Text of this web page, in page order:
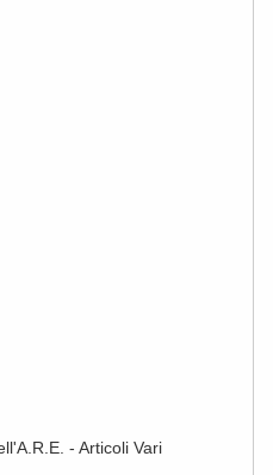
- Articoli Vari